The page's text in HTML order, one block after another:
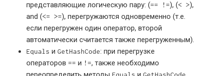
представляющие логическую пару: (== !=), (< >),
and (<= >=), перегружаются одновременно (т.е.
если перегружен один оператор, второй
автоматически считается также перегруженным).
Equals иGetHashCode: при перегрузке
операторов== и !=, также необходимо